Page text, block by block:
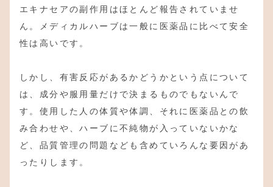
エキナセアの副作用はほとんど報告されていませ
ん。メディカルハーブは一般に医薬品に比べて安全
性は高いです。
しかし、有害反応があるかどうかという点について
は、成分や服用量だけで決まるものでもないんで
す。使用した人の体質や体調、それに医薬品との飲
み合わせや、ハーブに不純物が入っていないかな
ど、品質管理の問題なども含めていろんな要因があ
ったりします。